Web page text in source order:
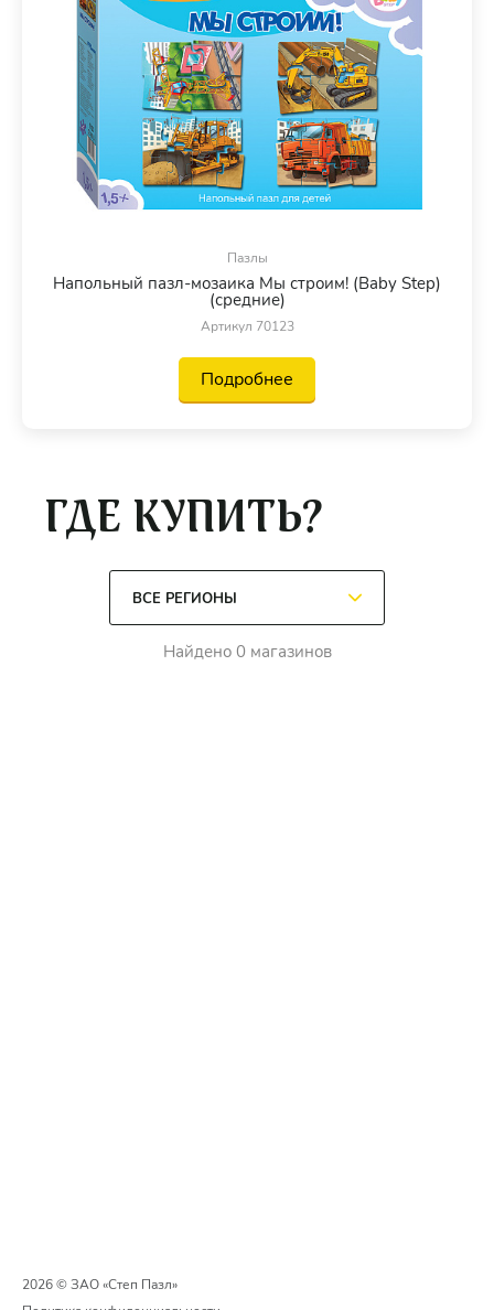
Пазлы
Напольный пазл-мозаика Мы строим! (Baby Step)
(средние)
Артикул 70123
Подробнее
ГДЕ КУПИТЬ?
Найдено 0 магазинов
2026 © ЗАО «Степ Пазл»